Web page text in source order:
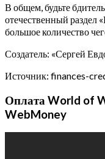
В общем, будьте
отечественный раздел
большое количество
Создатель: «Сергей
Источник: finances-
Оплата World of
WebMoney